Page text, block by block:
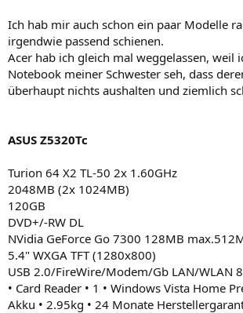
Ich hab mir auch schon ein paar Modelle
irgendwie passend schienen.
Acer hab ich gleich mal weggelassen, weil
Notebook meiner Schwester seh, dass
überhaupt nichts aushalten und ziemlich
ASUS Z5320Tc
Turion 64 X2 TL-50 2x 1.60GHz
2048MB (2x 1024MB)
120GB
DVD+/-RW DL
NVidia GeForce Go 7300 128MB
5.4" WXGA TFT (1280x800)
USB 2.0/FireWire/Modem/Gb LAN/WLAN
• Card Reader • 1 • Windows Vista Home
Akku • 2.95kg • 24 Monate